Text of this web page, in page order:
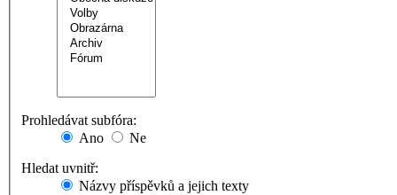
Prohledávat subfóra:
Ano
Ne
Hledat uvnitř:
Názvy příspěvků a jejich texty